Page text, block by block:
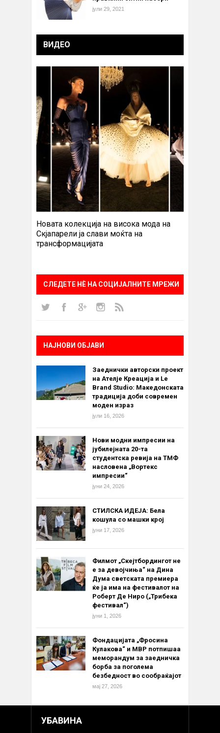
јули 29, 2021
ВИДЕО
Новата колекција на висока мода на
Скјапарели ја слави моќта на
трансформацијата
СЛЕДЕТЕ НÈ НА СОЦИЈАЛНИТЕ МРЕЖИ
НАЈНОВИ ОБЈАВИ
Заеднички авторски проект
на Ателје Креација и Le
Brand Studio: Македонската
традиција доби современ
моден израз
јули 16, 2026
Нови модни импресии на
јубилејната 20-та
студентска ревија на ТМФ
насловена „Вортекс
импресии“
јуни 24, 2026
СТИЛСКА ИДЕЈА: Бела
кошула со машки крој
јуни 17, 2026
Филмот „Скејтбордингот не
е за девојчиња“ на Дина
Дума светската премиера
ќе ја има на фестивалот на
Роберт Де Ниро („Трибека
фестивал“)
јуни 1, 2026
Фондацијата „Фросина
Кулакова“ и МВР потпишаа
меморандум за заедничка
борба за поголема
безбедност во сообраќајот
мај 27, 2026
УБАВИНА